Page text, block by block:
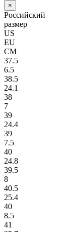
×
Российский
размер
US
EU
СМ
37.5
6.5
38.5
24.1
38
7
39
24.4
39
7.5
40
24.8
39.5
8
40.5
25.4
40
8.5
41